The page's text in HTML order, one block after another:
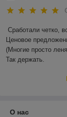
Сработали четко,
Ценовое
(Многие просто
Так держать.
О нас